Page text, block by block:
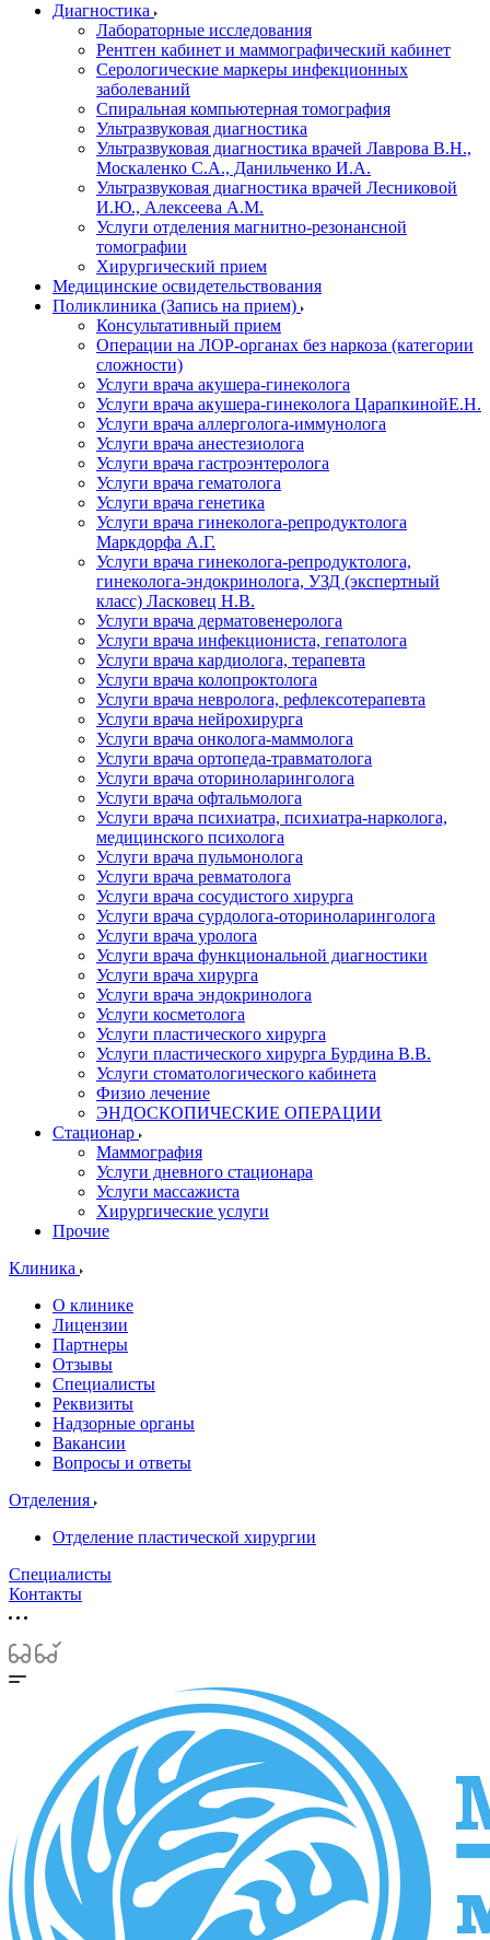
Диагностика
Лабораторные исследования
Рентген кабинет и маммографический кабинет
Серологические маркеры инфекционных
заболеваний
Спиральная компьютерная томография
Ультразвуковая диагностика
Ультразвуковая диагностика врачей Лаврова В.Н.,
Москаленко С.А., Данильченко И.А.
Ультразвуковая диагностика врачей Лесниковой
И.Ю., Алексеева А.М.
Услуги отделения магнитно-резонансной
томографии
Хирургический прием
Медицинские освидетельствования
Поликлиника (Запись на прием)
Консультативный прием
Операции на ЛОР-органах без наркоза (категории
сложности)
Услуги врача акушера-гинеколога
Услуги врача акушера-гинеколога ЦарапкинойЕ.Н.
Услуги врача аллерголога-иммунолога
Услуги врача анестезиолога
Услуги врача гастроэнтеролога
Услуги врача гематолога
Услуги врача генетика
Услуги врача гинеколога-репродуктолога
Маркдорфа А.Г.
Услуги врача гинеколога-репродуктолога,
гинеколога-эндокринолога, УЗД (экспертный
класс) Ласковец Н.В.
Услуги врача дерматовенеролога
Услуги врача инфекциониста, гепатолога
Услуги врача кардиолога, терапевта
Услуги врача колопроктолога
Услуги врача невролога, рефлексотерапевта
Услуги врача нейрохирурга
Услуги врача онколога-маммолога
Услуги врача ортопеда-травматолога
Услуги врача оториноларинголога
Услуги врача офтальмолога
Услуги врача психиатра, психиатра-нарколога,
медицинского психолога
Услуги врача пульмонолога
Услуги врача ревматолога
Услуги врача сосудистого хирурга
Услуги врача сурдолога-оториноларинголога
Услуги врача уролога
Услуги врача функциональной диагностики
Услуги врача хирурга
Услуги врача эндокринолога
Услуги косметолога
Услуги пластического хирурга
Услуги пластического хирурга Бурдина В.В.
Услуги стоматологического кабинета
Физио лечение
ЭНДОСКОПИЧЕСКИЕ ОПЕРАЦИИ
Стационар
Маммография
Услуги дневного стационара
Услуги массажиста
Хирургические услуги
Прочие
Клиника
О клинике
Лицензии
Партнеры
Отзывы
Специалисты
Реквизиты
Надзорные органы
Вакансии
Вопросы и ответы
Отделения
Отделение пластической хирургии
Специалисты
Контакты